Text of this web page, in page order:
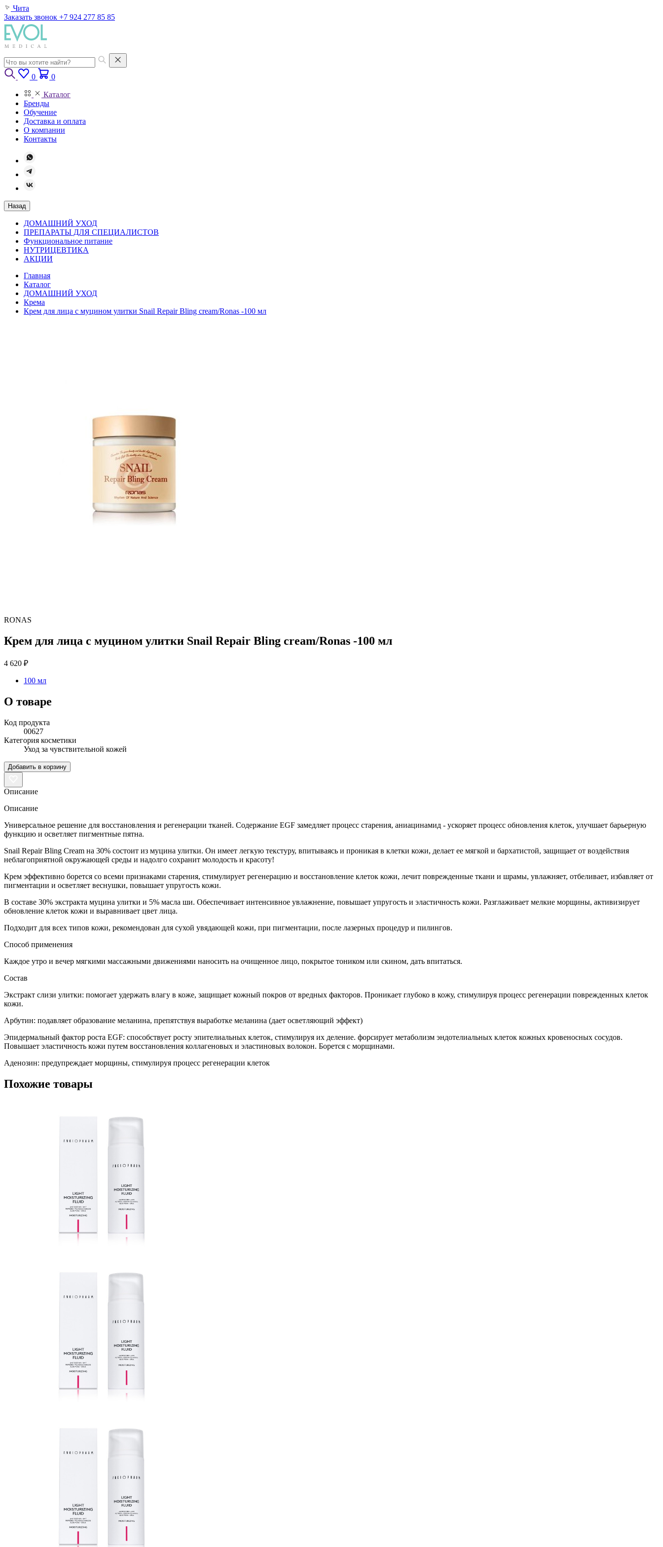
Чита
Заказать звонок +7 924 277 85 85
0 0
Каталог
Бренды
Обучение
Доставка и оплата
О компании
Контакты
Назад
ДОМАШНИЙ УХОД
ПРЕПАРАТЫ ДЛЯ СПЕЦИАЛИСТОВ
Функциональное питание
НУТРИЦЕВТИКА
АКЦИИ
Главная
Каталог
ДОМАШНИЙ УХОД
Крема
Крем для лица с муцином улитки Snail Repair Bling cream/Ronas -100 мл
RONAS
Крем для лица с муцином улитки Snail Repair Bling cream/Ronas -100 мл
4 620 ₽
100 мл
О товаре
Код продукта
00627
Категория косметики
Уход за чувствительной кожей
Добавить в корзину
Описание
Описание
Универсальное решение для восстановления и регенерации тканей. Содержание EGF замедляет процесс старения, аниацинамид - ускоряет процесс обновления клеток, улучшает барьерную
функцию и осветляет пигментные пятна.
Snail Repair Bling Cream на 30% состоит из муцина улитки. Он имеет легкую текстуру, впитываясь и проникая в клетки кожи, делает ее мягкой и бархатистой, защищает от воздействия
неблагоприятной окружающей среды и надолго сохранит молодость и красоту!
Крем эффективно борется со всеми признаками старения, стимулирует регенерацию и восстановление клеток кожи, лечит поврежденные ткани и шрамы, увлажняет, отбеливает, избавляет от
пигментации и осветляет веснушки, повышает упругость кожи.
В составе 30% экстракта муцина улитки и 5% масла ши. Обеспечивает интенсивное увлажнение, повышает упругость и эластичность кожи. Разглаживает мелкие морщины, активизирует
обновление клеток кожи и выравнивает цвет лица.
Подходит для всех типов кожи, рекомендован для сухой увядающей кожи, при пигментации, после лазерных процедур и пилингов.
Способ применения
Каждое утро и вечер мягкими массажными движениями наносить на очищенное лицо, покрытое тоником или скином, дать впитаться.
Состав
Экстракт слизи улитки: помогает удержать влагу в коже, защищает кожный покров от вредных факторов. Проникает глубоко в кожу, стимулируя процесс регенерации поврежденных клеток
кожи.
Арбутин: подавляет образование меланина, препятствуя выработке меланина (дает осветляющий эффект)
Эпидермальный фактор роста EGF: способствует росту эпителиальных клеток, стимулируя их деление. форсирует метаболизм эндотелиальных клеток кожных кровеносных сосудов.
Повышает эластичность кожи путем восстановления коллагеновых и эластиновых волокон. Борется с морщинами.
Аденозин: предупреждает морщины, стимулируя процесс регенерации клеток
Похожие товары